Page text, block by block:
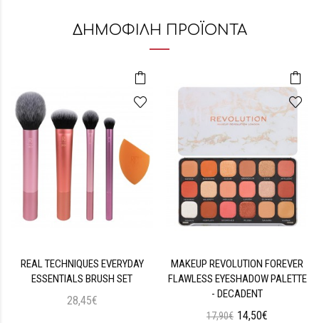
ΔΗΜΟΦΙΛΗ ΠΡΟΪΟΝΤΑ
REAL TECHNIQUES EVERYDAY
ESSENTIALS BRUSH SET
28,45€
MAKEUP REVOLUTION FOREVER
FLAWLESS EYESHADOW PALETTE
- DECADENT
17,90€ 14,50€